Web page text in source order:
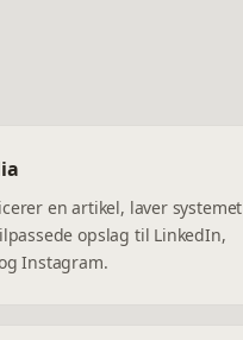
en artikel, laver systemet
opslag til LinkedIn,
Instagram.